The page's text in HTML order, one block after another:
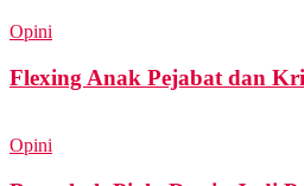
Opini
Flexing Anak Pejabat dan
Opini